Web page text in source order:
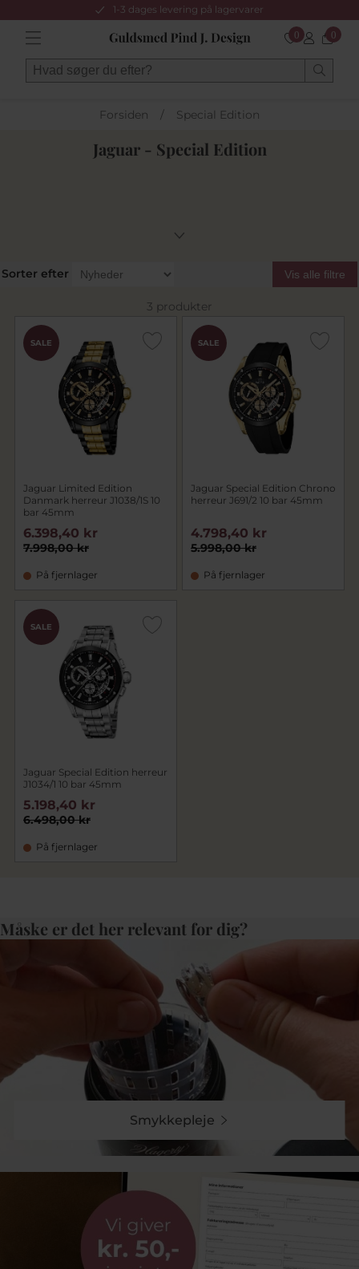
1-3 dages levering på lagervarer
0 0
Forsiden / Special Edition
Jaguar - Special Edition
Sorter efter Vis alle filtre
3 produkter
SALE
Jaguar Limited Edition
Danmark herreur J1038/1S 10
bar 45mm
7.998,00 kr
6.398,40 kr
På fjernlager
SALE
Jaguar Special Edition Chrono
herreur J691/2 10 bar 45mm
5.998,00 kr
4.798,40 kr
På fjernlager
SALE
Jaguar Special Edition herreur
J1034/1 10 bar 45mm
6.498,00 kr
5.198,40 kr
På fjernlager
Måske er det her relevant for dig?
Smykkepleje